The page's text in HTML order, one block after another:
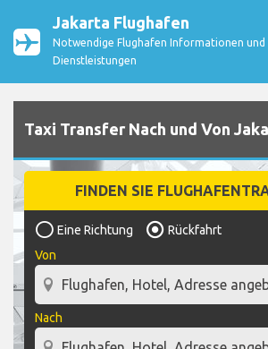
Jakarta Flughafen
Notwendige Flughafen Informationen und
Dienstleistungen
Taxi Transfer Nach und Von
FINDEN SIE
Eine Richtung
Rückfahrt
Von
Nach